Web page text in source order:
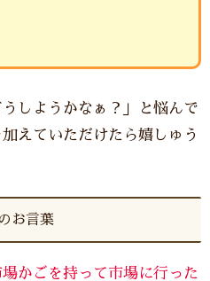
しようかなぁ？」と悩んで
えていただけたら嬉しゅう
お言葉
かごを持って市場に行った